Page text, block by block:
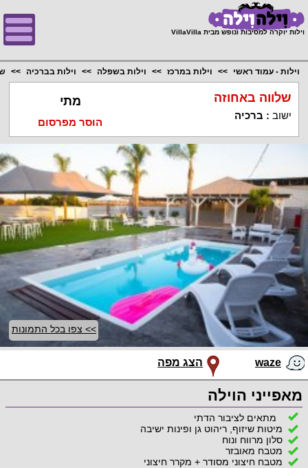
וילות יוקרה למסיבות ונופש מבית VillaVilla
וילות - עמוד ראשי וילות במרכז וילות בשפלה וילות בברכיה
שלווה באחוזה
ישוב : ברכיה
מתי
הוסר מפרסום
>> צפו בכל התמונות
waze הצג מפה
מאפייני הוילה
מתאים לציבור הדתי
מיטות שיזוף, ריהוט גן ופינות ישיבה
סלון מרווח ונוח
מטבח מאובזר
מטבח חיצוני מסודר + מקרר חיצוני